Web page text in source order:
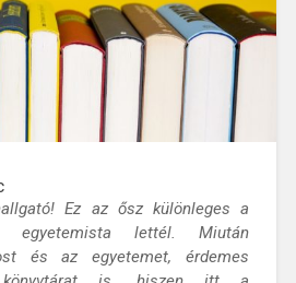
Ez az ősz különleges a
egyetemista lettél. Miután
és az egyetemet, érdemes